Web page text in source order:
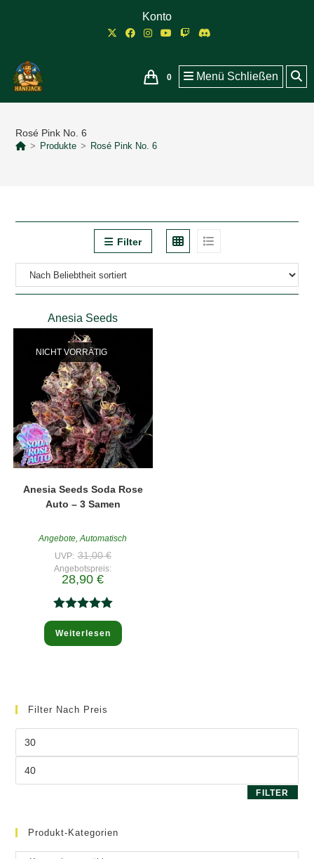
Konto
0 Menü Schließen
Rosé Pink No. 6
> Produkte > Rosé Pink No. 6
Filter
Anesia Seeds
NICHT VORRÄTIG
Anesia Seeds Soda Rose
Auto – 3 Samen
Angebote,Automatisch
UVP: 31,00€Ursprünglicher
Preis
war:
Angebotspreis:
28,90€Aktueller
ist:
28,90 €.
Bewertet
mit5.00
Weiterlesen
Filter Nach Preis
FILTER
Produkt-Kategorien